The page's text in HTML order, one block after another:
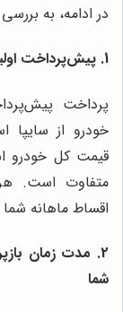
در ادامه، به
1. پیش‌پرداخت
پرداخت
خودرو از سایپا
قیمت کل خودرو
متفاوت است.
اقساط ماهانه
2. مدت زمان
شما